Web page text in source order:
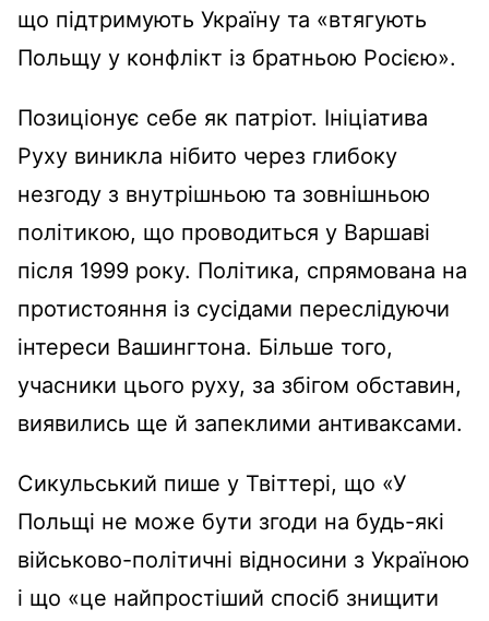
що підтримують Україну та «втягують
Польщу у конфлікт із братньою Росією».
Позиціонує себе як патріот. Ініціатива
Руху виникла нібито через глибоку
незгоду з внутрішньою та зовнішньою
політикою, що проводиться у Варшаві
після 1999 року. Політика, спрямована на
протистояння із сусідами переслідуючи
інтереси Вашингтона. Більше того,
учасники цього руху, за збігом обставин,
виявились ще й запеклими антиваксами.
Сикульський пише у Твіттері, що «У
Польщі не може бути згоди на будь-які
військово-політичні відносини з Україною
і що «це найпростіший спосіб знищити